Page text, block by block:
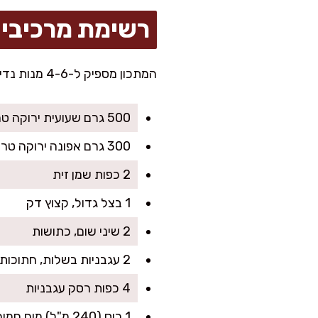
רשימת
המתכון מספיק ל-4-6 מנות נדיבות. מושלם לארוחה משפחתית או אפילו לקופסאות אוכל למחר.
500 גרם שעועית ירוקה טרייה או קפואה
300 גרם אפונה ירוקה טרייה או קפואה
2 כפות שמן זית
1 בצל גדול, קצוץ דק
2 שיני שום, כתושות
2 עגבניות בשלות, חתוכות לקוביות קטנות
4 כפות רסק עגבניות